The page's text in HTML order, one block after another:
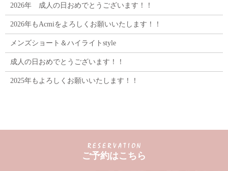
2026年 成人の日おめでとうございます！！
2026年もAcmiをよろしくお願いいたします！！
メンズショート＆ハイライトstyle
成人の日おめでとうございます！！
2025年もよろしくお願いいたします！！
ご予約はこちら